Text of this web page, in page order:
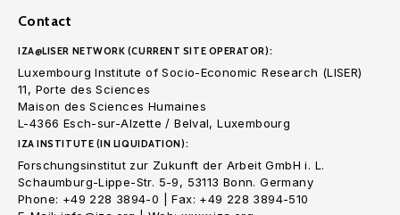
Contact
IZA@LISER NETWORK (CURRENT SITE OPERATOR):
Luxembourg Institute of Socio-Economic Research (LISER)
11, Porte des Sciences
Maison des Sciences Humaines
L-4366 Esch-sur-Alzette / Belval, Luxembourg
IZA INSTITUTE (IN LIQUIDATION):
Forschungsinstitut zur Zukunft der Arbeit GmbH i. L.
Schaumburg-Lippe-Str. 5-9, 53113 Bonn. Germany
Phone: +49 228 3894-0 | Fax: +49 228 3894-510